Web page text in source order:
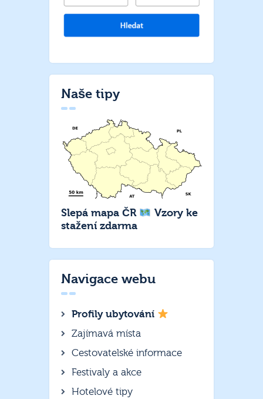
Naše tipy
Slepá mapa ČR
Vzory ke
stažení zdarma
Navigace webu
Profily ubytování
Zajímavá místa
Cestovatelské informace
Festivaly a akce
Hotelové tipy